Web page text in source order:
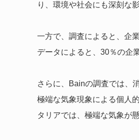
り、環境や社会にも深刻な
一方で、調査によると、企
データによると、30％の企
さらに、Bainの調査では、
極端な気象現象による個人
タリアでは、極端な気象が